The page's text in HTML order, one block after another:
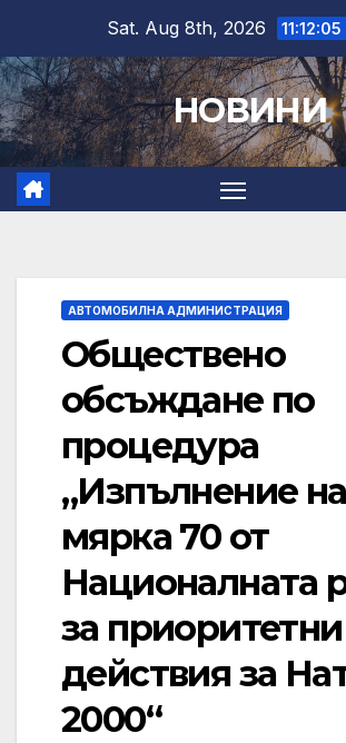
content
Sat. Aug 8th, 2026 11:12:06
НОВИНИ
АВТОМОБИЛНА АДМИНИСТРАЦИЯ
Обществено
обсъждане по
процедура
„Изпълнение на
мярка 70 от
Националната
за приоритетни
действия за
2000“